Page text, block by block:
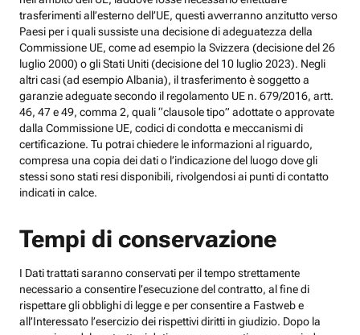
trasferimenti all’esterno dell’UE, questi avverranno anzitutto verso
Paesi per i quali sussiste una decisione di adeguatezza della
Commissione UE, come ad esempio la Svizzera (decisione del 26
luglio 2000) o gli Stati Uniti (decisione del 10 luglio 2023). Negli
altri casi (ad esempio Albania), il trasferimento è soggetto a
garanzie adeguate secondo il regolamento UE n. 679/2016, artt.
46, 47 e 49, comma 2, quali “clausole tipo” adottate o approvate
dalla Commissione UE, codici di condotta e meccanismi di
certificazione. Tu potrai chiedere le informazioni al riguardo,
compresa una copia dei dati o l’indicazione del luogo dove gli
stessi sono stati resi disponibili, rivolgendosi ai punti di contatto
indicati in calce.
Tempi di conservazione
I Dati trattati saranno conservati per il tempo strettamente
necessario a consentire l’esecuzione del contratto, al fine di
rispettare gli obblighi di legge e per consentire a Fastweb e
all’Interessato l’esercizio dei rispettivi diritti in giudizio. Dopo la